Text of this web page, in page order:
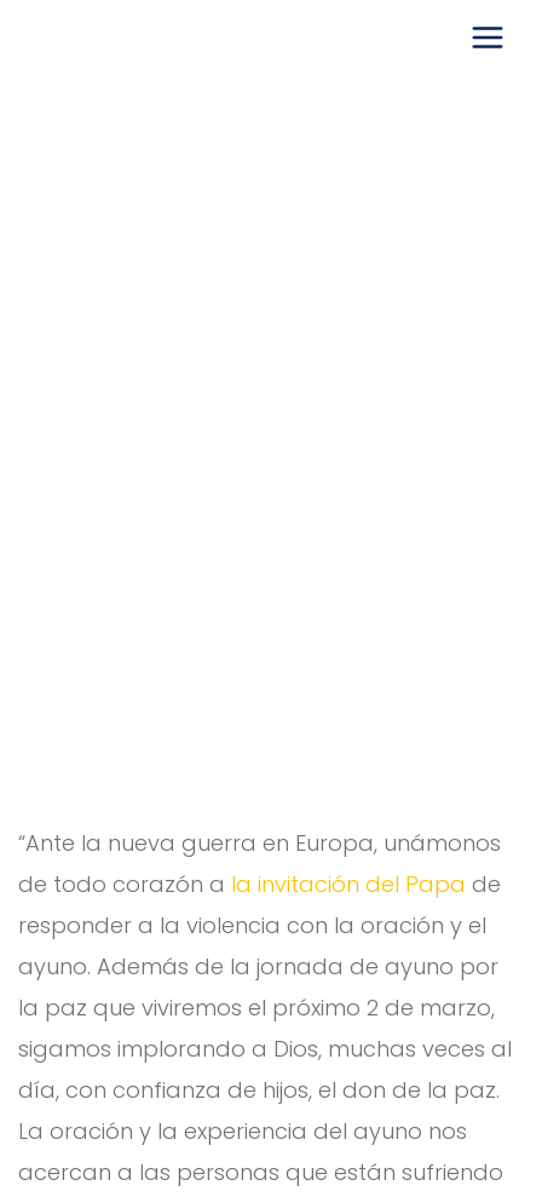
“Ante la nueva guerra en Europa, unámonos
de todo corazón a la invitación del Papa de
responder a la violencia con la oración y el
ayuno. Además de la jornada de ayuno por
la paz que viviremos el próximo 2 de marzo,
sigamos implorando a Dios, muchas veces al
día, con confianza de hijos, el don de la paz.
La oración y la experiencia del ayuno nos
acercan a las personas que están sufriendo